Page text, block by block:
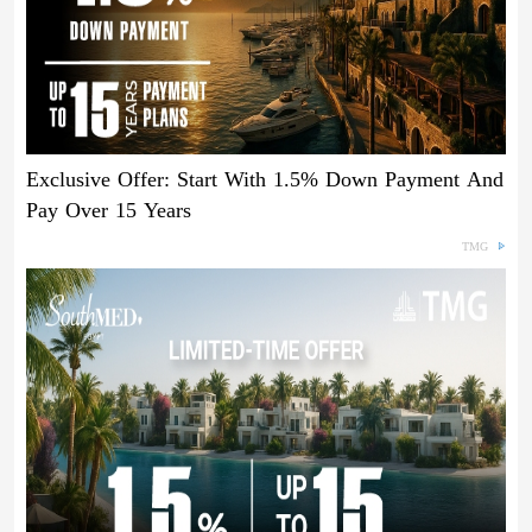
Exclusive Offer: Start With 1.5% Down Payment And
Pay Over 15 Years
TMG